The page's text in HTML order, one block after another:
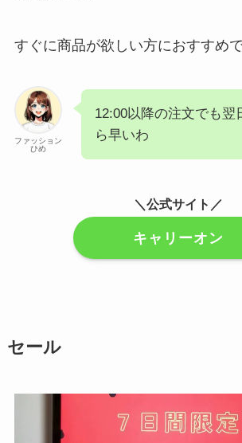
すぐに商品が欲しい方におすすめ
ファッション
ひめ
12:00以降の注文でも翌
ら早いわ
＼公式サイト／
キャリーオン
セール